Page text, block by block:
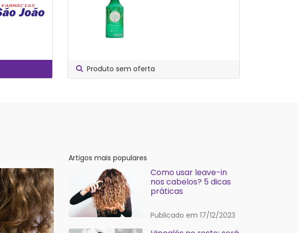
Produto sem oferta
Artigos mais populares
Como usar leave-in
nos cabelos? 5 dicas
práticas
Publicado em 17/12/2023